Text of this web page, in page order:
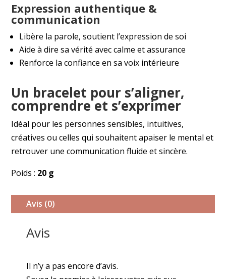
Expression authentique &
communication
Libère la parole, soutient l’expression de soi
Aide à dire sa vérité avec calme et assurance
Renforce la confiance en sa voix intérieure
Un bracelet pour s’aligner,
comprendre et s’exprimer
Idéal pour les personnes sensibles, intuitives,
créatives ou celles qui souhaitent apaiser le mental et
retrouver une communication fluide et sincère.
Poids : 20 g
Avis (0)
Avis
Il n’y a pas encore d’avis.